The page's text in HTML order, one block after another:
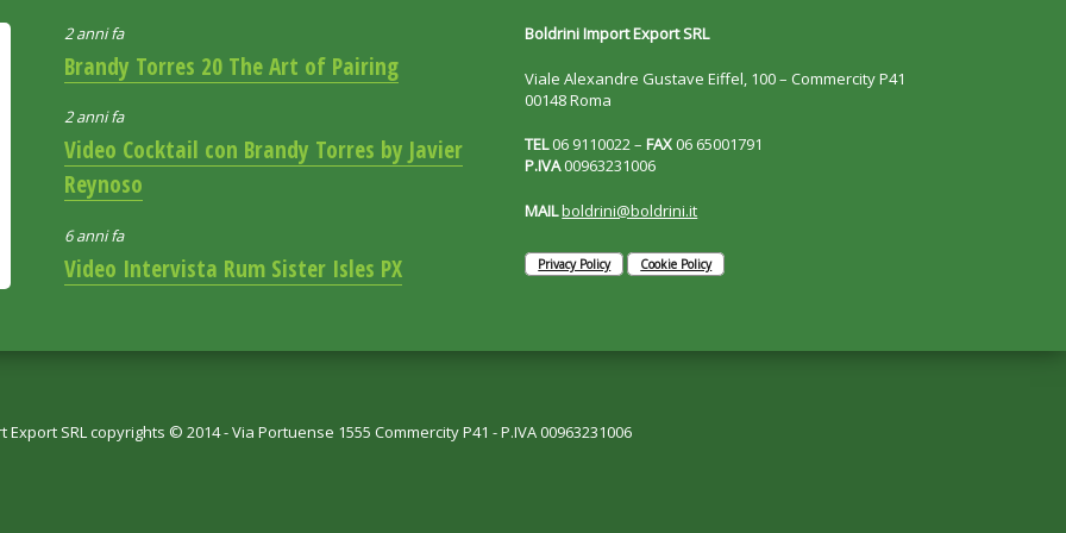
2 anni fa
Brandy Torres 20 The Art of Pairing
2 anni fa
Video Cocktail con Brandy Torres by Javier
Reynoso
6 anni fa
Video Intervista Rum Sister Isles PX
Boldrini Import Export SRL
Viale Alexandre Gustave Eiffel, 100 – Commercity P41
00148 Roma
TEL06 9110022 –FAX06 65001791
P.IVA00963231006
MAILboldrini@boldrini.it
Privacy Policy Cookie Policy
Export SRL copyrights © 2014 - Via Portuense 1555 Commercity P41 - P.IVA 00963231006